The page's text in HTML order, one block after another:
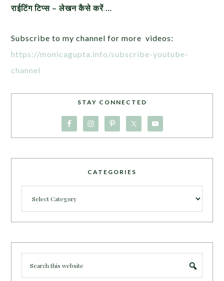
राईटिंग टिप्स – लेखन कैसे करें …
Subscribe to my channel for more videos:
https://monicagupta.info/subscribe-youtube-
channel
STAY CONNECTED
CATEGORIES